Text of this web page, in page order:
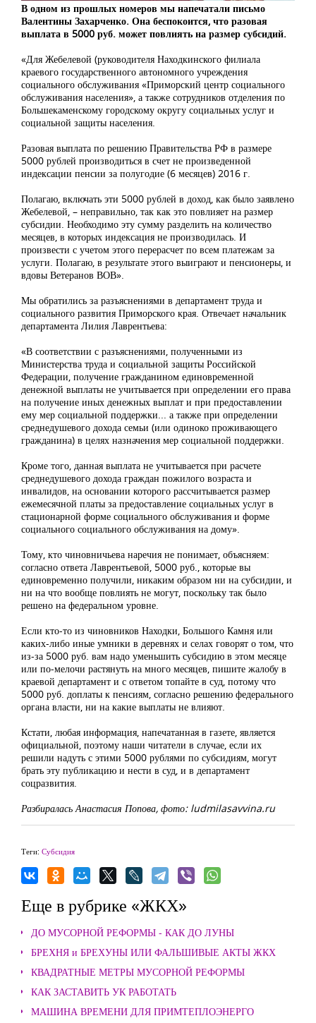
В одном из прошлых номеров мы напечатали письмо
Валентины Захарченко. Она беспокоится, что разовая
выплата в 5000 руб. может повлиять на размер субсидий.
«Для Жебелевой (руководителя Находкинского филиала
краевого государственного автономного учреждения
социального обслуживания «Приморский центр социального
обслуживания населения», а также сотрудников отделения по
Большекаменскому городскому округу социальных услуг и
социальной защиты населения.
Разовая выплата по решению Правительства РФ в размере
5000 рублей производиться в счет не произведенной
индексации пенсии за полугодие (6 месяцев) 2016 г.
Полагаю, включать эти 5000 рублей в доход, как было заявлено
Жебелевой, – неправильно, так как это повлияет на размер
субсидии. Необходимо эту сумму разделить на количество
месяцев, в которых индексация не производилась. И
произвести с учетом этого перерасчет по всем платежам за
услуги. Полагаю, в результате этого выиграют и пенсионеры, и
вдовы Ветеранов ВОВ».
Мы обратились за разъяснениями в департамент труда и
социального развития Приморского края. Отвечает начальник
департамента Лилия Лаврентьева:
«В соответствии с разъяснениями, полученными из
Министерства труда и социальной защиты Российской
Федерации, получение гражданином единовременной
денежной выплаты не учитывается при определении его права
на получение иных денежных выплат и при предоставлении
ему мер социальной поддержки... а также при определении
среднедушевого дохода семьи (или одиноко проживающего
гражданина) в целях назначения мер социальной поддержки.
Кроме того, данная выплата не учитывается при расчете
среднедушевого дохода граждан пожилого возраста и
инвалидов, на основании которого рассчитывается размер
ежемесячной платы за предоставление социальных услуг в
стационарной форме социального обслуживания и форме
социального социального обслуживания на дому».
Тому, кто чиновничьева наречия не понимает, объясняем:
согласно ответа Лаврентьевой, 5000 руб., которые вы
единовременно получили, никаким образом ни на субсидии, и
ни на что вообще повлиять не могут, поскольку так было
решено на федеральном уровне.
Если кто-то из чиновников Находки, Большого Камня или
каких-либо иные умники в деревнях и селах говорят о том, что
из-за 5000 руб. вам надо уменьшить субсидию в этом месяце
или по-мелочи растянуть на много месяцев, пишите жалобу в
краевой департамент и с ответом топайте в суд, потому что
5000 руб. доплаты к пенсиям, согласно решению федерального
органа власти, ни на какие выплаты не влияют.
Кстати, любая информация, напечатанная в газете, является
официальной, поэтому наши читатели в случае, если их
решили надуть с этими 5000 рублями по субсидиям, могут
брать эту публикацию и нести в суд, и в департамент
соцразвития.
Разбиралась Анастасия Попова, фото: ludmilasavvina.ru
Теги: Субсидия
Еще в рубрике «ЖКХ»
ДО МУСОРНОЙ РЕФОРМЫ - КАК ДО ЛУНЫ
БРЕХНЯ и БРЕХУНЫ ИЛИ ФАЛЬШИВЫЕ АКТЫ ЖКХ
КВАДРАТНЫЕ МЕТРЫ МУСОРНОЙ РЕФОРМЫ
КАК ЗАСТАВИТЬ УК РАБОТАТЬ
МАШИНА ВРЕМЕНИ ДЛЯ ПРИМТЕПЛОЭНЕРГО